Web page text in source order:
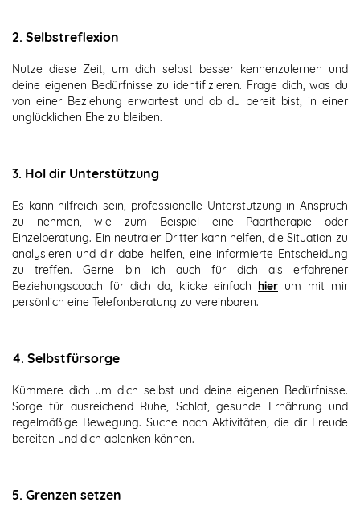
2. Selbstreflexion
Nutze diese Zeit, um dich selbst besser kennenzulernen und
deine eigenen Bedürfnisse zu identifizieren. Frage dich, was du
von einer Beziehung erwartest und ob du bereit bist, in einer
unglücklichen Ehe zu bleiben.
3. Hol dir Unterstützung
Es kann hilfreich sein, professionelle Unterstützung in Anspruch
zu nehmen, wie zum Beispiel eine Paartherapie oder
Einzelberatung. Ein neutraler Dritter kann helfen, die Situation zu
analysieren und dir dabei helfen, eine informierte Entscheidung
zu treffen. Gerne bin ich auch für dich als erfahrener
Beziehungscoach für dich da, klicke einfach hier um mit mir
persönlich eine Telefonberatung zu vereinbaren.
4. Selbstfürsorge
Kümmere dich um dich selbst und deine eigenen Bedürfnisse.
Sorge für ausreichend Ruhe, Schlaf, gesunde Ernährung und
regelmäßige Bewegung. Suche nach Aktivitäten, die dir Freude
bereiten und dich ablenken können.
5. Grenzen setzen